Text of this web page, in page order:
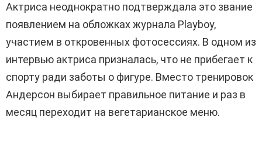
Актриса неоднократно подтверждала это звание
появлением на обложках журнала Playboy,
участием в откровенных фотосессиях. В одном из
интервью актриса призналась, что не прибегает к
спорту ради заботы о фигуре. Вместо тренировок
Андерсон выбирает правильное питание и раз в
месяц переходит на вегетарианское меню.